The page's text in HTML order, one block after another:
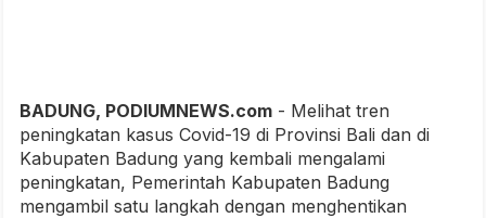
BADUNG, PODIUMNEWS.com - Melihat tren
peningkatan kasus Covid-19 di Provinsi Bali dan di
Kabupaten Badung yang kembali mengalami
peningkatan, Pemerintah Kabupaten Badung
mengambil satu langkah dengan menghentikan